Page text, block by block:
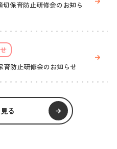
保育防止研修会のお知ら
防止研修会のお知らせ
る